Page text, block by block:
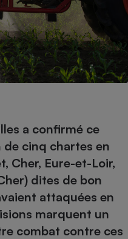
a confirmé ce
de cinq chartes en
Cher, Eure-et-Loir,
dites de bon
attaquées en
marquent un
combat contre ces
Sécurité - Hygiène
Supermarché - Drive
Assurance
Banque - Crédit
Epargne - Fiscalité
Mutuelle
Circulation routière
Contrôle technique -
Pièce détachée
Moto
Comparateur auto
Comparatif
Comparatif plaque à
Comparatif climatiseur
Comparatif aspirateur
Comparatif aspirateur
Comparatif cafetière
Comparatif robot cuiseur
Comparatif centrale
Comparatif casque audio
Comparatif barre de son
Comparatif ordinateur
Comparatif ultrabook
Comparatif tablette
Image et son
Informatique
Crédit immobilier
Comparatif tondeuse
Comparatif poêle à
Aménagement
Bricolage - Jardinage
Chauffage
Produit d'entretien
Sécurité domestique
Hygiène - Beauté
Maladie - Médecine -
Système de santé -
Maison de retraite
Retraite
le débit de votre